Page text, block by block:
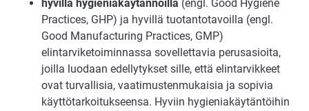
hyvillä hygieniakäytännöillä (engl. Good Hygiene
Practices, GHP) ja hyvillä tuotantotavoilla (engl.
Good Manufacturing Practices, GMP)
elintarviketoiminnassa sovellettavia perusasioita,
joilla luodaan edellytykset sille, että elintarvikkeet
ovat turvallisia, vaatimustenmukaisia ja sopivia
käyttötarkoitukseensa. Hyviin hygieniakäytäntöihin